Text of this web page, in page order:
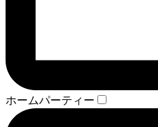
ホームパーティー